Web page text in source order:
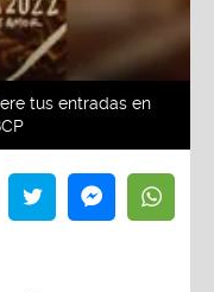
tus entradas en